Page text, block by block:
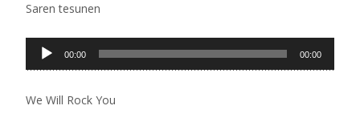
Saren tesunen
Pregledač
zvučnih
00:00 00:00
We Will Rock You